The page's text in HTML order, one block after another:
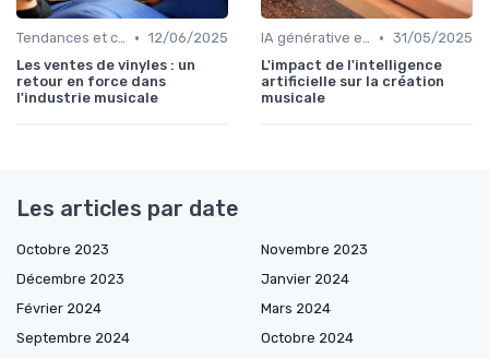
Tendances et chiffres du marché • 12/06/2025
Les ventes de vinyles : un
retour en force dans
l'industrie musicale
IA générative et musique • 31/05/2025
L'impact de l'intelligence
artificielle sur la création
musicale
Les articles par date
Octobre 2023
Novembre 2023
Décembre 2023
Janvier 2024
Février 2024
Mars 2024
Septembre 2024
Octobre 2024